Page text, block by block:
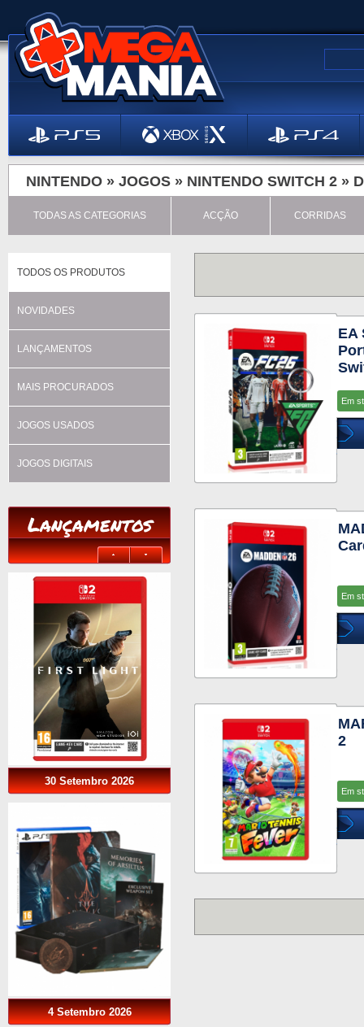
NINTENDO » JOGOS » NINTENDO SWITCH 2 »
TODAS AS CATEGORIAS ACÇÃO CORRIDAS
TODOS OS PRODUTOS
NOVIDADES
LANÇAMENTOS
MAIS PROCURADOS
JOGOS USADOS
JOGOS DIGITAIS
Lançamentos
30 Setembro 2026
4 Setembro 2026
EA
Em
Em
2
Em